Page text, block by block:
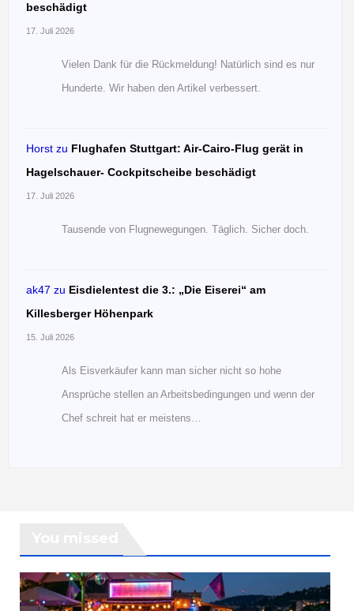
beschädigt
17. Juli 2026
Vielen Dank für die Rückmeldung! Natürlich sind es nur
Hunderte. Wir haben den Artikel verbessert.
Horst zu Flughafen Stuttgart: Air-Cairo-Flug gerät in
Hagelschauer- Cockpitscheibe beschädigt
17. Juli 2026
Tausende von Flugnewegungen. Täglich. Sicher doch.
ak47 zu Eisdielentest die 3.: „Die Eiserei“ am
Killesberger Höhenpark
15. Juli 2026
Als Eisverkäufer kann man sicher nicht so hohe
Ansprüche stellen an Arbeitsbedingungen und wenn der
Chef schreit hat er meistens…